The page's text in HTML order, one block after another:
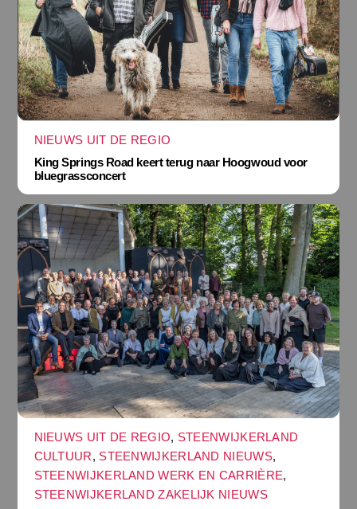
NIEUWS UIT DE REGIO
King Springs Road keert terug naar Hoogwoud voor
bluegrassconcert
NIEUWS UIT DE REGIO, STEENWIJKERLAND
CULTUUR, STEENWIJKERLAND NIEUWS,
STEENWIJKERLAND WERK EN CARRIÈRE,
STEENWIJKERLAND ZAKELIJK NIEUWS